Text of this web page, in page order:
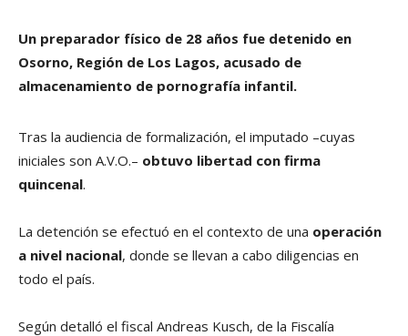
Un preparador físico de 28 años fue detenido en
Osorno, Región de Los Lagos, acusado de
almacenamiento de pornografía infantil.
Tras la audiencia de formalización, el imputado –cuyas
iniciales son A.V.O.– obtuvo libertad con firma
quincenal.
La detención se efectuó en el contexto de una operación
a nivel nacional, donde se llevan a cabo diligencias en
todo el país.
Según detalló el fiscal Andreas Kusch, de la Fiscalía